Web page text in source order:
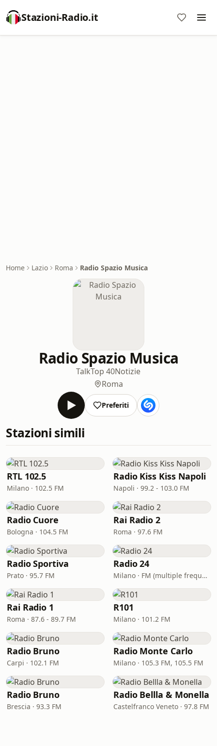
Stazioni-Radio.it
Home Lazio Roma Radio Spazio Musica
Radio Spazio Musica
TalkTop 40Notizie
Roma
Preferiti
Stazioni simili
RTL 102.5
Milano · 102.5 FM
Radio Kiss Kiss Napoli
Napoli · 99.2 - 103.0 FM
Radio Cuore
Bologna · 104.5 FM
Rai Radio 2
Roma · 97.6 FM
Radio Sportiva
Prato · 95.7 FM
Radio 24
Milano · FM (multiple frequencies nationwide), DAB, Satellite
Rai Radio 1
Roma · 87.6 - 89.7 FM
R101
Milano · 101.2 FM
Radio Bruno
Carpi · 102.1 FM
Radio Monte Carlo
Milano · 105.3 FM, 105.5 FM
Radio Bruno
Brescia · 93.3 FM
Radio Bellla & Monella
Castelfranco Veneto · 97.8 FM